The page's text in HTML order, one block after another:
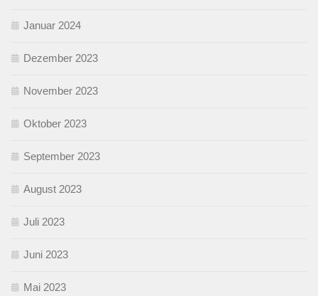
Januar 2024
Dezember 2023
November 2023
Oktober 2023
September 2023
August 2023
Juli 2023
Juni 2023
Mai 2023